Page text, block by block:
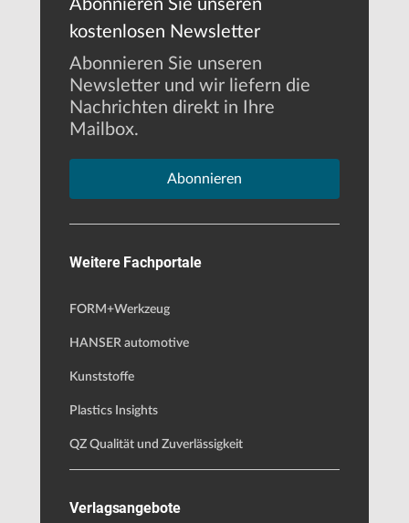
Abonnieren Sie unseren
kostenlosen Newsletter
Abonnieren Sie unseren
Newsletter und wir liefern die
Nachrichten direkt in Ihre
Mailbox.
Abonnieren
Weitere Fachportale
FORM+Werkzeug
HANSER automotive
Kunststoffe
Plastics Insights
QZ Qualität und Zuverlässigkeit
Verlagsangebote